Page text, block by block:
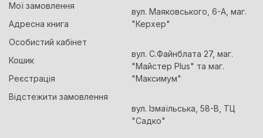
Мої замовлення
Адресна книга
Особистий кабінет
Кошик
Реєстрація
Відстежити замовлення
вул. Маяковського, 6-А, маг.
"Керхер"
вул. С.Файнблата 27, маг.
"Майстер Plus" та маг.
"Максимум"
вул. Ізмаїльська, 58-В, ТЦ
"Садко"